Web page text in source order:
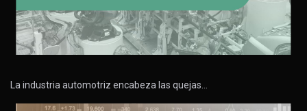
La industria automotriz encabeza las quejas…